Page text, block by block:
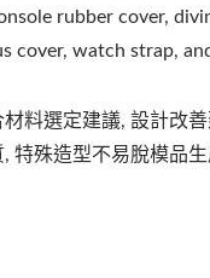
rubber cover,
cover, watch strap,
料選定建議, 設計改
特殊造型不易脫模品